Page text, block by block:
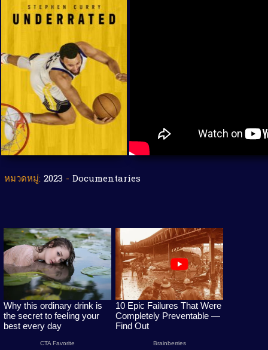
หมวดหมู่: 2023 - Documentaries